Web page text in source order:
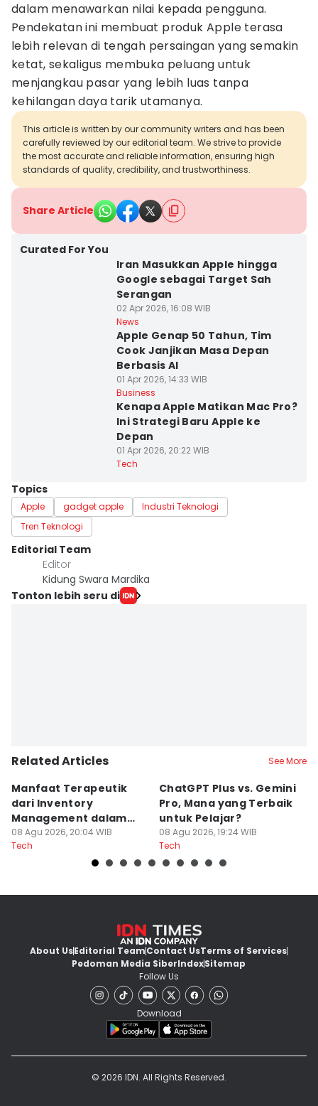
dalam menawarkan nilai kepada pengguna.
Pendekatan ini membuat produk Apple terasa
lebih relevan di tengah persaingan yang semakin
ketat, sekaligus membuka peluang untuk
menjangkau pasar yang lebih luas tanpa
kehilangan daya tarik utamanya.
This article is written by our community writers and has been
carefully reviewed by our editorial team. We strive to provide
the most accurate and reliable information, ensuring high
standards of quality, credibility, and trustworthiness.
Share Article
Curated For You
Iran Masukkan Apple hingga
Google sebagai Target Sah
Serangan
02 Apr 2026, 16:08 WIB
News
Apple Genap 50 Tahun, Tim
Cook Janjikan Masa Depan
Berbasis AI
01 Apr 2026, 14:33 WIB
Business
Kenapa Apple Matikan Mac Pro?
Ini Strategi Baru Apple ke
Depan
01 Apr 2026, 20:22 WIB
Tech
Topics
Apple gadget apple
Industri Teknologi
Tren Teknologi
Editorial Team
Editor
Kidung Swara Mardika
Tonton lebih seru di
Related Articles See More
Manfaat Terapeutik
dari Inventory
Management dalam
Cozy Game
08 Agu 2026, 20:04 WIB
Tech
ChatGPT Plus vs. Gemini
Pro, Mana yang Terbaik
untuk Pelajar?
08 Agu 2026, 19:24 WIB
Tech
About UsEditorial TeamContact UsTerms of Services
Pedoman Media SiberIndexSitemap
Follow Us
Download
© 2026 IDN. All Rights Reserved.